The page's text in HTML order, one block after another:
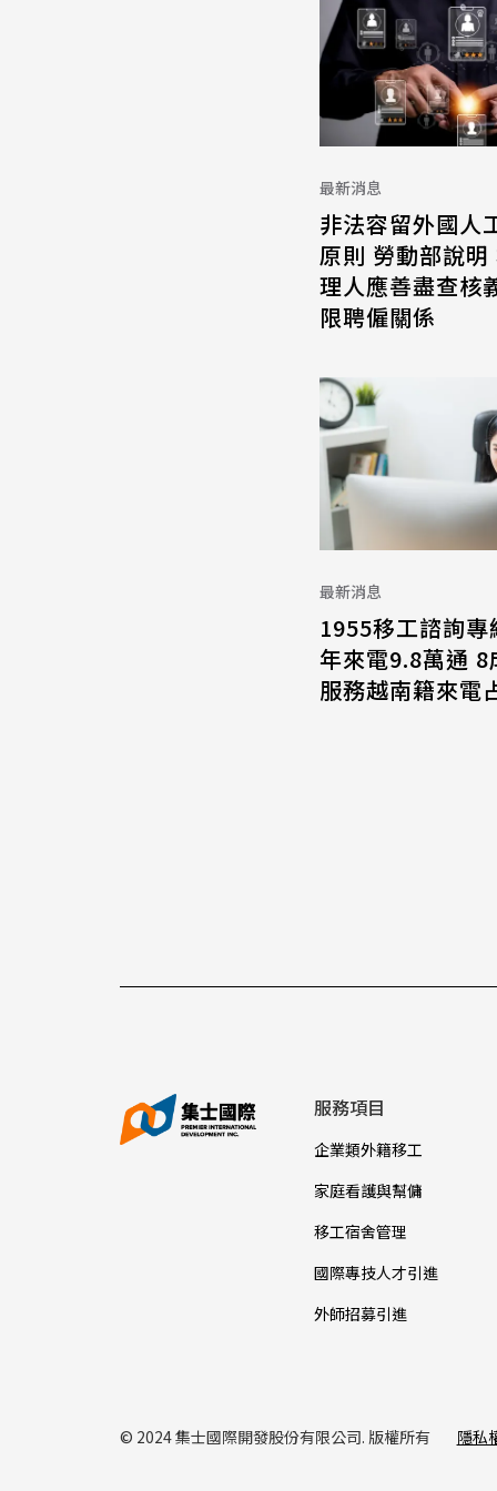
最新消息
非法容留外國人
原則 勞動部說明
理人應善盡查核
限聘僱關係
最新消息
1955移工諮詢專
年來電9.8萬通 8
服務越南籍來電
服務項目
企業類外籍移工
家庭看護與幫傭
移工宿舍管理
國際專技人才引進
外師招募引進
© 2024 集士國際開發股份有限公司. 版權所有 隱私